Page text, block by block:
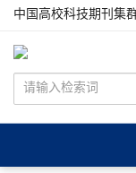
中国高校科技期刊集